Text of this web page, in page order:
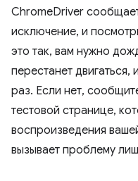
ChromeDriver
исключение, и
это так, вам нужно
перестанет
раз. Если нет,
тестовой странице,
воспроизведения
вызывает проблему